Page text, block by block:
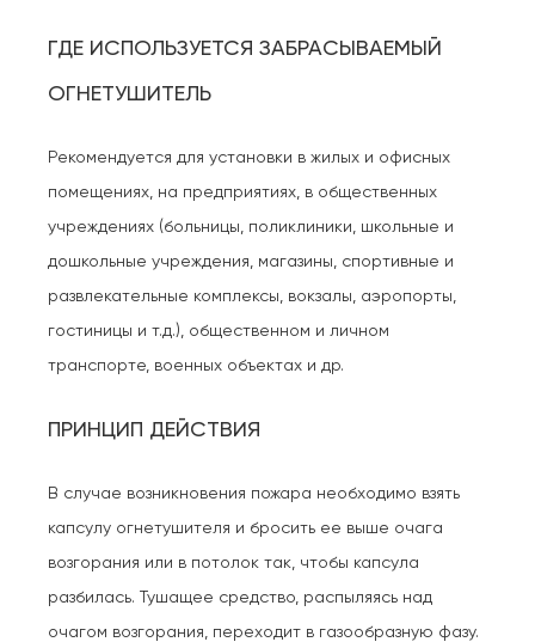
ГДЕ ИСПОЛЬЗУЕТСЯ ЗАБРАСЫВАЕМЫЙ
ОГНЕТУШИТЕЛЬ
Рекомендуется для установки в жилых и офисных
помещениях, на предприятиях, в общественных
учреждениях (больницы, поликлиники, школьные и
дошкольные учреждения, магазины, спортивные и
развлекательные комплексы, вокзалы, аэропорты,
гостиницы и т.д.), общественном и личном
транспорте, военных объектах и др.
ПРИНЦИП ДЕЙСТВИЯ
В случае возникновения пожара необходимо взять
капсулу огнетушителя и бросить ее выше очага
возгорания или в потолок так, чтобы капсула
разбилась. Тушащее средство, распыляясь над
очагом возгорания, переходит в газообразную фазу.